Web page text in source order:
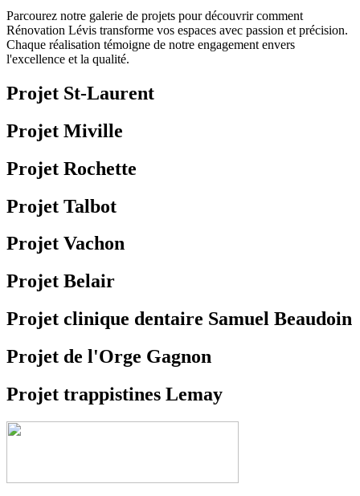
Parcourez notre galerie de projets pour découvrir comment
Rénovation Lévis transforme vos espaces avec passion et précision.
Chaque réalisation témoigne de notre engagement envers
l'excellence et la qualité.
Projet St-Laurent
Projet Miville
Projet Rochette
Projet Talbot
Projet Vachon
Projet Belair
Projet clinique dentaire Samuel Beaudoin
Projet de l'Orge Gagnon
Projet trappistines Lemay